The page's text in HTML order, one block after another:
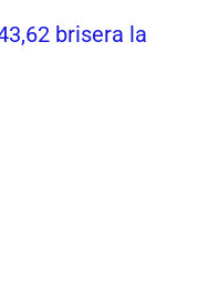
brisera la